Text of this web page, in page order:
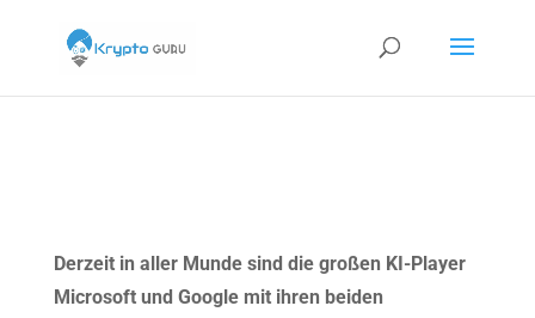
Derzeit in aller Munde sind die großen KI-Player
Microsoft und Google mit ihren beiden